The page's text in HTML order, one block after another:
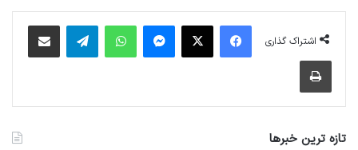
اشتراک گذاری
فیس بوک پیام رسان واتس آپ
تازه ترین خبرها